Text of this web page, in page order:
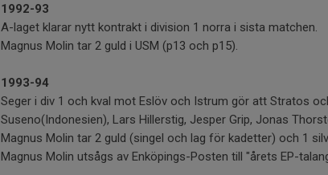
1992-93
A-laget klarar nytt kontrakt i division 1 norra i sista matchen.
Magnus Molin tar 2 guld i USM (p13 och p15).
1993-94
Seger i div 1 och kval mot Eslöv och Istrum gör att Stratos
Suseno(Indonesien), Lars Hillerstig, Jesper Grip, Jonas
Magnus Molin tar 2 guld (singel och lag för kadetter) och 1
Magnus Molin utsågs av Enköpings-Posten till "årets EP-